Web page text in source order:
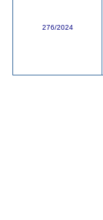
276/2024